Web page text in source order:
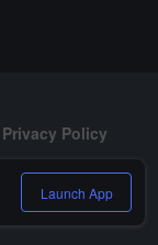
Privacy Policy
Launch App